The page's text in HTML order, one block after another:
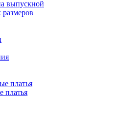
выпускной
платья
платья